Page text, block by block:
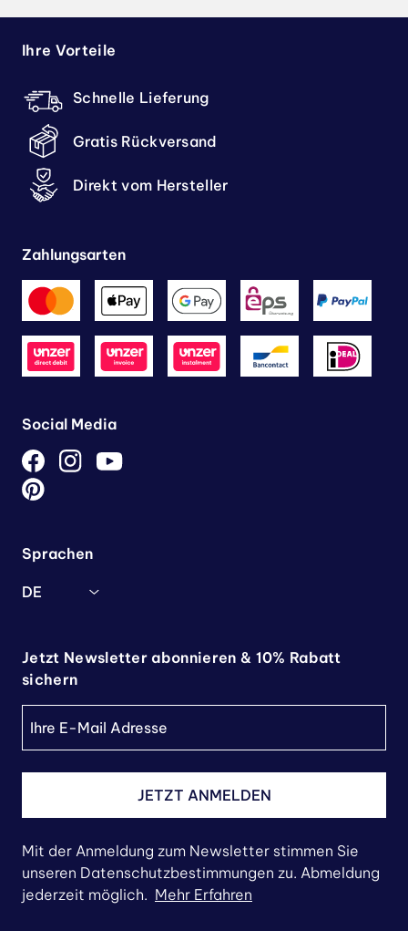
Ihre Vorteile
Schnelle Lieferung
Gratis Rückversand
Direkt vom Hersteller
Zahlungsarten
Social Media
Sprachen
DE
Jetzt Newsletter abonnieren & 10% Rabatt
sichern
JETZT ANMELDEN
Mit der Anmeldung zum Newsletter stimmen Sie
unseren Datenschutzbestimmungen zu. Abmeldung
jederzeit möglich. Mehr Erfahren